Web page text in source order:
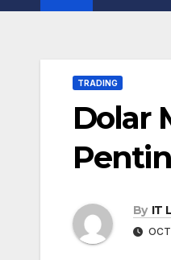
TRADING
Dolar
By IT